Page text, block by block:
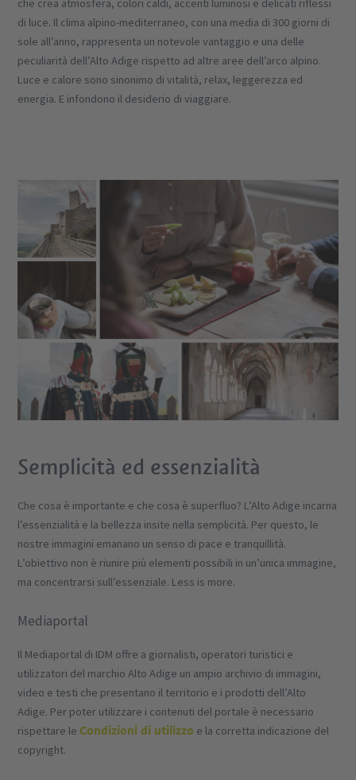
che crea atmosfera, colori caldi, accenti luminosi e delicati riflessi
di luce. Il clima alpino-mediterraneo, con una media di 300 giorni di
sole all’anno, rappresenta un notevole vantaggio e una delle
peculiarità dell’Alto Adige rispetto ad altre aree dell’arco alpino.
Luce e calore sono sinonimo di vitalità, relax, leggerezza ed
energia. E infondono il desiderio di viaggiare.
Semplicità ed essenzialità
Che cosa è importante e che cosa è superfluo? L’Alto Adige incarna
l’essenzialità e la bellezza insite nella semplicità. Per questo, le
nostre immagini emanano un senso di pace e tranquillità.
L’obiettivo non è riunire più elementi possibili in un’unica immagine,
ma concentrarsi sull’essenziale. Less is more.
Mediaportal
Il Mediaportal di IDM offre a giornalisti, operatori turistici e
utilizzatori del marchio Alto Adige un ampio archivio di immagini,
video e testi che presentano il territorio e i prodotti dell’Alto
Adige. Per poter utilizzare i contenuti del portale è necessario
rispettare leCondizioni di utilizzo e la corretta indicazione del
copyright.